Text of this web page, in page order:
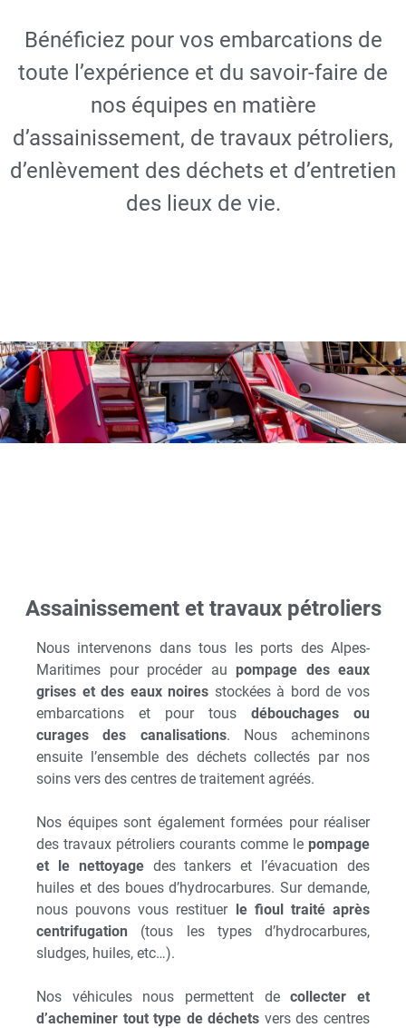
Assainissement
et travaux
pétroliers,
nettoyage
DEMANDER UN DEVIS
Bénéficiez pour vos embarcations de
toute l’expérience et du savoir-faire de
nos équipes en matière
d’assainissement, de travaux pétroliers,
d’enlèvement des déchets et d’entretien
des lieux de vie.
Assainissement et travaux pétroliers
Nous intervenons dans tous les ports des Alpes-
Maritimes pour procéder au pompage des eaux
grises et des eaux noires stockées à bord de vos
embarcations et pour tous débouchages ou
curages des canalisations. Nous acheminons
ensuite l’ensemble des déchets collectés par nos
soins vers des centres de traitement agréés.
Nos équipes sont également formées pour réaliser
des travaux pétroliers courants comme le pompage
et le nettoyagedes tankers et l’évacuation des
huiles et des boues d’hydrocarbures. Sur demande,
nous pouvons vous restituer le fioul traité après
centrifugation (tous les types d’hydrocarbures,
sludges, huiles, etc…).
Nos véhicules nous permettent decollecter et
d’acheminer tout type de déchets vers des centres